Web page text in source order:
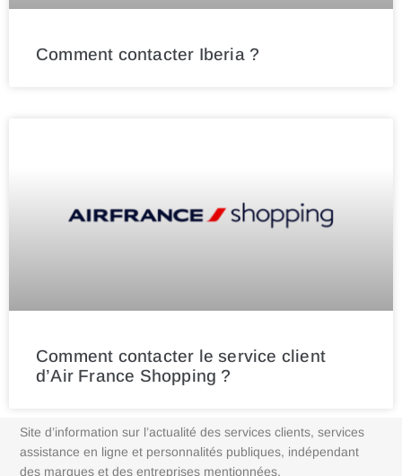
Comment contacter Iberia ?
Comment contacter le service client
d’Air France Shopping ?
Site d’information sur l’actualité des services clients, services
assistance en ligne et personnalités publiques, indépendant
des marques et des entreprises mentionnées.